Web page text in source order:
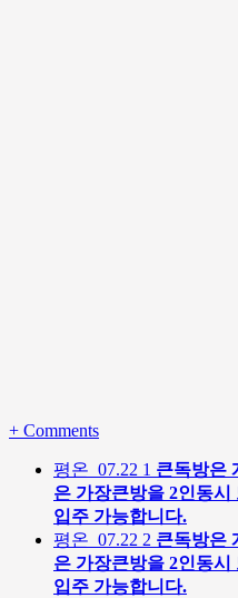
+ Comments
평온 07.22 1 큰독방은
은 가장큰방을 2인동시
입주 가능합니다.
평온 07.22 2 큰독방은
은 가장큰방을 2인동시
입주 가능합니다.